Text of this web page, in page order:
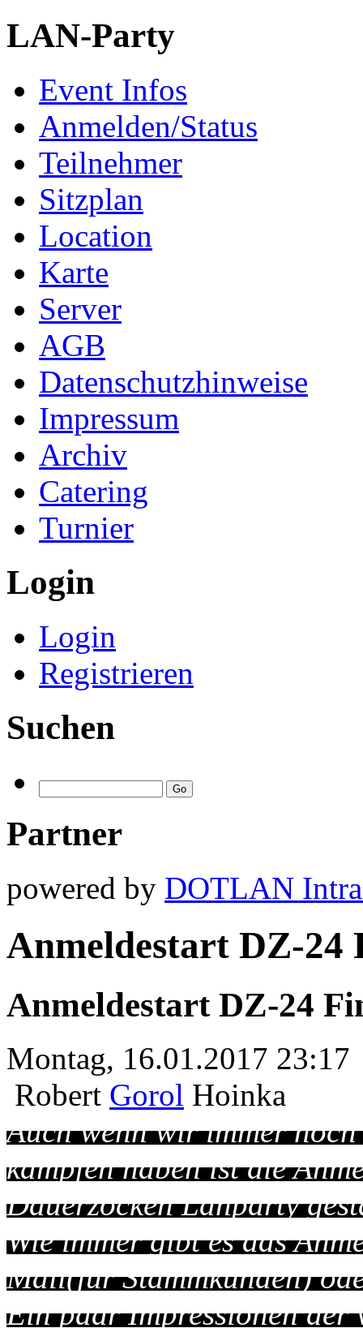
LAN-Party
Event Infos
Anmelden/Status
Teilnehmer
Sitzplan
Location
Karte
Server
AGB
Datenschutzhinweise
Impressum
Archiv
Catering
Turnier
Login
Login
Registrieren
Suchen
Partner
powered by DOTLAN
Anmeldestart DZ-24
Anmeldestart DZ-24
Montag, 16.01.2017 23:17
Robert Gorol Hoinka
Auch wenn wir immer
kämpfen haben ist die
Dauerzocken Lanparty
Wie immer gibt es das
Mail(für Stammkunden)
Ein paar Impressionen der